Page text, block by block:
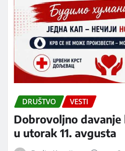
DRUŠTVO VESTI
Dobrovoljno
u utorak 11. avgusta